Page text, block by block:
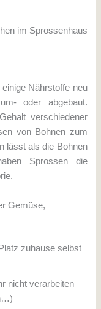
Nährstoffe neu
oder abgebaut.
verschiedener
von Bohnen zum
lässt als die Bohnen
Sprossen die
Gemüse,
zuhause selbst
nicht verarbeiten